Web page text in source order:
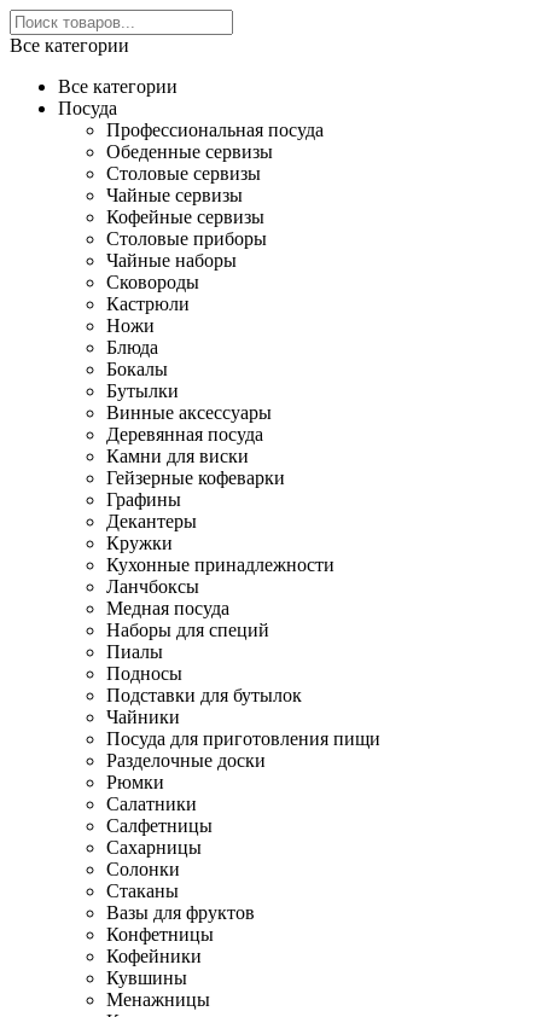
Все категории
Все категории
Посуда
Профессиональная посуда
Обеденные сервизы
Столовые сервизы
Чайные сервизы
Кофейные сервизы
Столовые приборы
Чайные наборы
Сковороды
Кастрюли
Ножи
Блюда
Бокалы
Бутылки
Винные аксессуары
Деревянная посуда
Камни для виски
Гейзерные кофеварки
Графины
Декантеры
Кружки
Кухонные принадлежности
Ланчбоксы
Медная посуда
Наборы для специй
Пиалы
Подносы
Подставки для бутылок
Чайники
Посуда для приготовления пищи
Разделочные доски
Рюмки
Салатники
Салфетницы
Сахарницы
Солонки
Стаканы
Вазы для фруктов
Конфетницы
Кофейники
Кувшины
Менажницы